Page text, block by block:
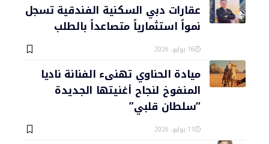
عقارات دبي السكنية الفندقية تسجل
نمواً استثمارياً متصاعداً بالطلب
16 يوليو، 2026
ميادة الحناوي تهنىء الفنانة ناديا
المنفوخ لنجاح أغنيتها الجديدة
“سلطان قلبي”
11 يوليو، 2026